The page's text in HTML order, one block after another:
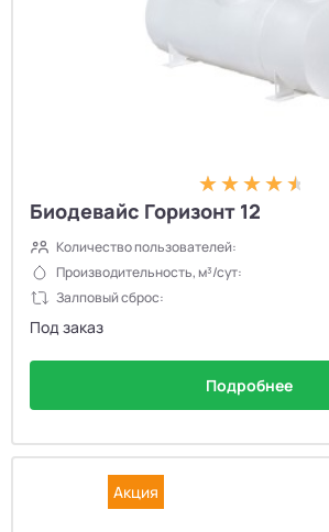
Биодевайс Горизонт 12
Количество пользователей:
Производительность, м³/сут:
Залповый сброс:
Под заказ
Подробнее
Акция